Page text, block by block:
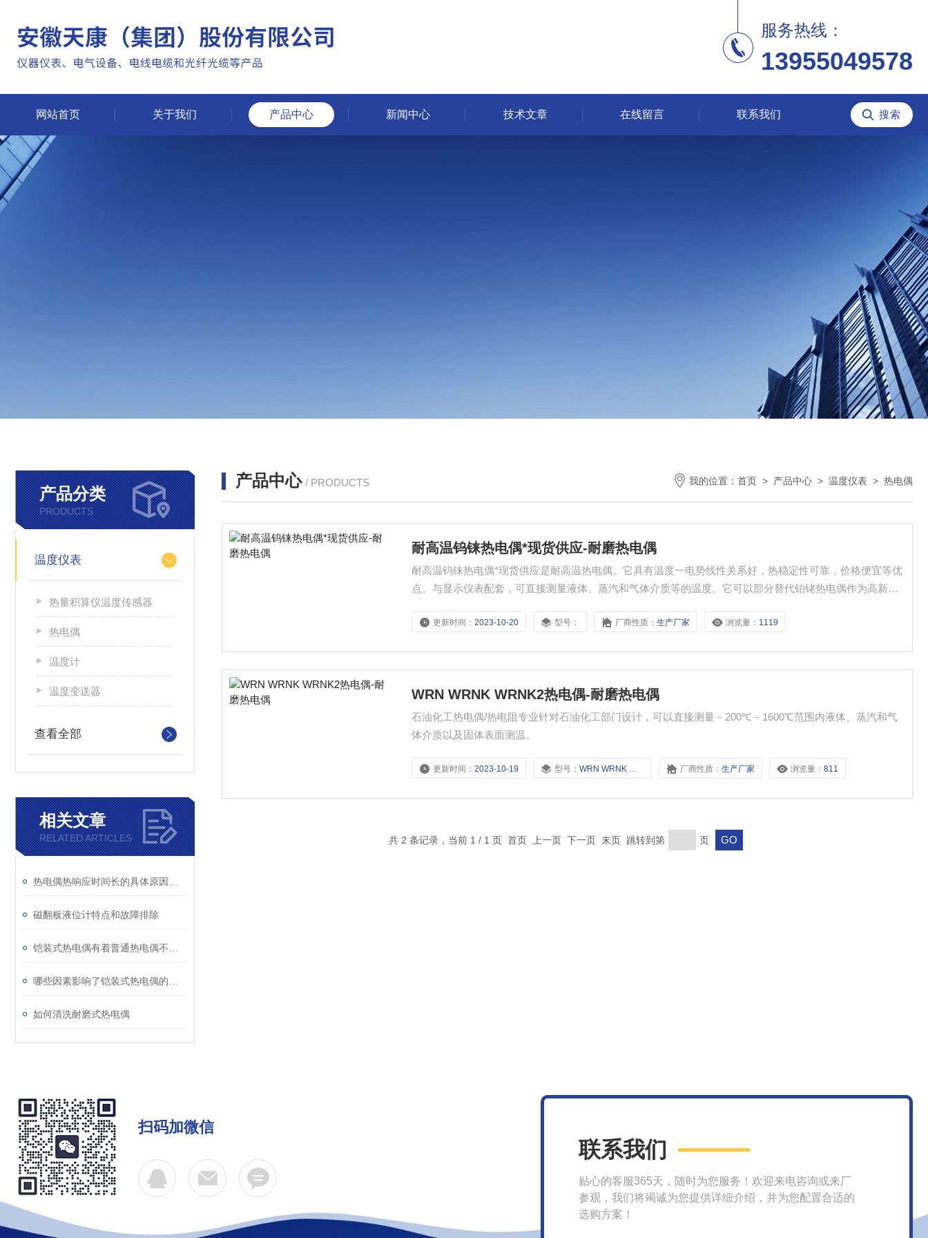
服务热线：
13955049578
网站首页 关于我们 产品中心 新闻中心 技术文章 在线留言 联系我们
产品分类
PRODUCTS
温度仪表
热量积算仪温度传感器
热电偶
温度计
温度变送器
查看全部
相关文章
RELATED ARTICLES
磁翻板液位计特点和故障排除
如何清洗耐磨式热电偶
产品中心 / PRODUCTS 我的位置： 首页 > 产品中心 > 温度仪表 > 热电偶
耐高温钨铼热电偶*现货供应-耐磨热电偶
耐高温钨铼热电偶*现货供应是耐高温热电偶。它具有温度一电势线性关系好，热稳定性可靠，价格便宜等优
点。与显示仪表配套，可直接测量液体、蒸汽和气体介质等的温度。它可以部分替代铂铑热电偶作为高新冶
更新时间：2023-10-20 型号： 厂商性质：生产厂家 浏览量： 1119
WRN WRNK WRNK2热电偶-耐磨热电偶
石油化工热电偶/热电阻专业针对石油化工部门设计，可以直接测量－200℃－1600℃范围内液体、蒸汽和气
体介质以及固体表面测温。
更新时间：2023-10-19 型号：WRN WRNK WRNK2 厂商性质：生产厂家 浏览量：811
共 2 条记录，当前 1 / 1 页 首页 上一页 下一页 末页 跳转到第 页
扫码加微信
联系我们
贴心的客服365天，随时为您服务！欢迎来电咨询或来厂
参观，我们将竭诚为您提供详细介绍，并为您配置合适的
选购方案！